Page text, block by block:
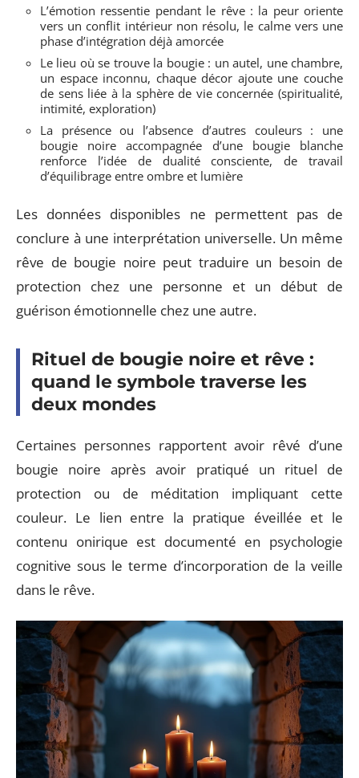
L’émotion ressentie pendant le rêve : la peur oriente
vers un conflit intérieur non résolu, le calme vers une
phase d’intégration déjà amorcée
Le lieu où se trouve la bougie : un autel, une chambre,
un espace inconnu, chaque décor ajoute une couche
de sens liée à la sphère de vie concernée (spiritualité,
intimité, exploration)
La présence ou l’absence d’autres couleurs : une
bougie noire accompagnée d’une bougie blanche
renforce l’idée de dualité consciente, de travail
d’équilibrage entre ombre et lumière
Les données disponibles ne permettent pas de
conclure à une interprétation universelle. Un même
rêve de bougie noire peut traduire un besoin de
protection chez une personne et un début de
guérison émotionnelle chez une autre.
Rituel de bougie noire et rêve :
quand le symbole traverse les
deux mondes
Certaines personnes rapportent avoir rêvé d’une
bougie noire après avoir pratiqué un rituel de
protection ou de méditation impliquant cette
couleur. Le lien entre la pratique éveillée et le
contenu onirique est documenté en psychologie
cognitive sous le terme d’incorporation de la veille
dans le rêve.